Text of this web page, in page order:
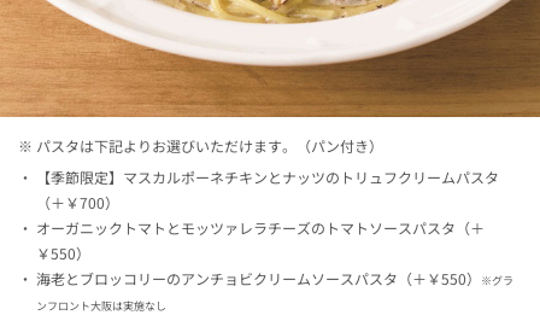
パスタは下記よりお選びいただけます。（パン付き）
【季節限定】マスカルポーネチキンとナッツのトリュフクリームパスタ
（＋￥700）
オーガニックトマトとモッツァレラチーズのトマトソースパスタ（＋
￥550）
海老とブロッコリーのアンチョビクリームソースパスタ（＋￥550）
※グラ
ンフロント大阪は実施なし